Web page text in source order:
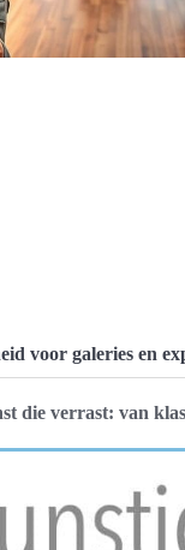
voor galeries en
die verrast: van